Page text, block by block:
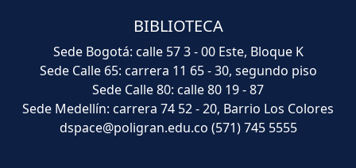
BIBLIOTECA
Sede Bogotá: calle 57 3 - 00 Este, Bloque K
Sede Calle 65: carrera 11 65 - 30, segundo piso
Sede Calle 80: calle 80 19 - 87
Sede Medellín: carrera 74 52 - 20, Barrio Los Colores
dspace@poligran.edu.co (571) 745 5555